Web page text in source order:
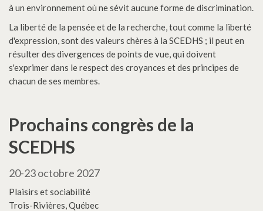
à un environnement où ne sévit aucune forme de discrimination.
La liberté de la pensée et de la recherche, tout comme la liberté
d'expression, sont des valeurs chères à la SCEDHS ; il peut en
résulter des divergences de points de vue, qui doivent
s'exprimer dans le respect des croyances et des principes de
chacun de ses membres.
Prochains congrès de la
SCEDHS
20-23 octobre 2027
Plaisirs et sociabilité
Trois-Rivières, Québec